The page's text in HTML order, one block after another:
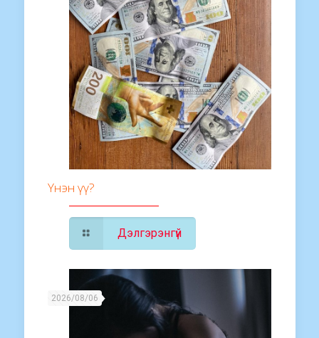
Үнэн үү?
Дэлгэрэнгүй
2026/08/06